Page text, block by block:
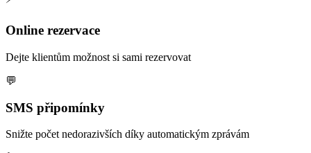
Online rezervace
Dejte klientům možnost si sami rezervovat
💬
SMS připomínky
Snižte počet nedorazivších díky automatickým zprávám